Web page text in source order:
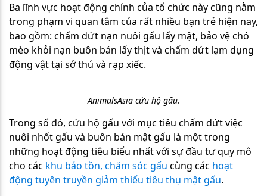
Ba lĩnh vực hoạt động chính của tổ chức này cũng nằm
trong phạm vi quan tâm của rất nhiều bạn trẻ hiện nay,
bao gồm: chấm dứt nạn nuôi gấu lấy mật, bảo vệ chó
mèo khỏi nạn buôn bán lấy thịt và chấm dứt lạm dụng
động vật tại sở thú và rạp xiếc.
AnimalsAsia cứu hộ gấu.
Trong số đó, cứu hộ gấu với mục tiêu chấm dứt việc
nuôi nhốt gấu và buôn bán mật gấu là một trong
những hoạt động tiêu biểu nhất với sự đầu tư quy mô
cho các khu bảo tồn, chăm sóc gấu cùng các hoạt
động tuyên truyền giảm thiểu tiêu thụ mật gấu.